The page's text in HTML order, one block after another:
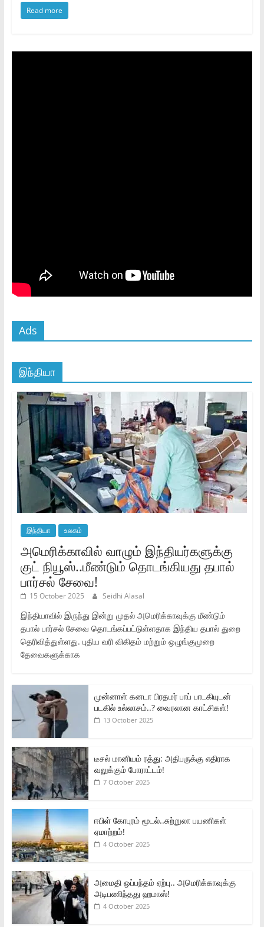
Read more
Ads
இந்தியா
இந்தியா உலகம்
அமெரிக்காவில் வாழும் இந்தியர்களுக்கு
குட் நியூஸ்..மீண்டும் தொடங்கியது தபால்
பார்சல் சேவை!
15 October 2025 Seidhi Alasal
இந்தியாவில் இருந்து இன்று முதல் அமெரிக்காவுக்கு மீண்டும்
தபால் பார்சல் சேவை தொடங்கப்பட்டுள்ளதாக இந்திய தபால் துறை
தெரிவித்துள்ளது. புதிய வரி விகிதம் மற்றும் ஒழுங்குமுறை
தேவைகளுக்காக
முன்னாள் கனடா பிரதமர் பாப் பாடகியுடன்
படகில் உல்லாசம்..? வைரலான காட்சிகள்!
13 October 2025
டீசல் மானியம் ரத்து: அதிபருக்கு எதிராக
வலுக்கும் போராட்டம்!
7 October 2025
ஈபிள் கோபுரம் மூடல்..சுற்றுலா பயணிகள்
ஏமாற்றம்!
4 October 2025
அமைதி ஒப்பந்தம் ஏற்பு.. அமெரிக்காவுக்கு
அடிபணிந்தது ஹமாஸ்!
4 October 2025